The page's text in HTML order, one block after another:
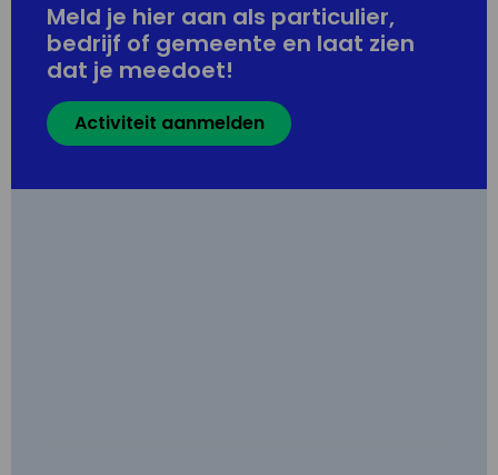
Meld je hier aan als particulier,
bedrijf of gemeente en laat zien
dat je meedoet!
Activiteit aanmelden